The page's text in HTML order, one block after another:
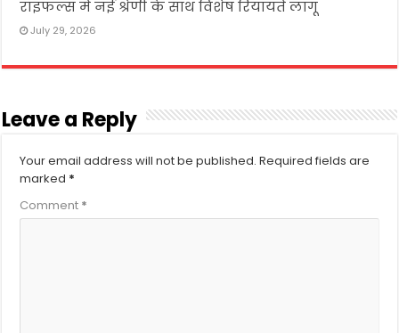
राइफल्स में नई श्रेणी के साथ विशेष रियायतें लागू
July 29, 2026
Leave a Reply
Your email address will not be published. Required fields are
marked *
Comment *